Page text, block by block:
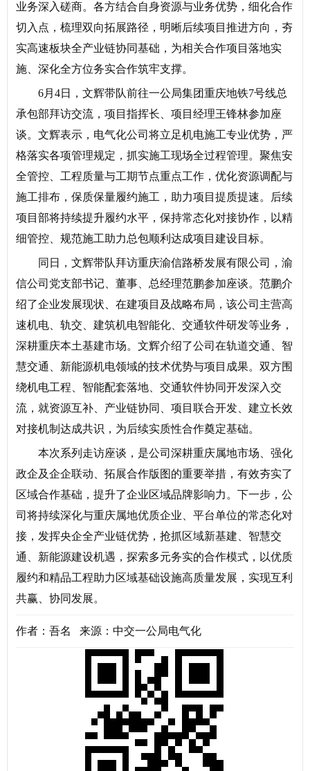
业务深入磋商。各方结合自身资源与业务优势，细化合作
切入点，梳理双向拓展路径，明晰后续项目推进方向，夯
实高速板块全产业链协同基础，为相关合作项目落地实
施、深化全方位务实合作筑牢支撑。
6月4日，文辉带队前往一公局集团重庆地铁7号线总
承包部拜访交流，项目指挥长、项目经理王锋林参加座
谈。文辉表示，电气化公司将立足机电施工专业优势，严
格落实各项管理规定，抓实施工现场全过程管理。聚焦安
全管控、工程质量与工期节点重点工作，优化资源调配与
施工排布，保质保量履约施工，助力项目提质提速。后续
项目部将持续提升履约水平，保持常态化对接协作，以精
细管控、规范施工助力总包顺利达成项目建设目标。
同日，文辉带队拜访重庆渝信路桥发展有限公司，渝
信公司党支部书记、董事、总经理范鹏参加座谈。范鹏介
绍了企业发展现状、在建项目及战略布局，该公司主营高
速机电、轨交、建筑机电智能化、交通软件研发等业务，
深耕重庆本土基建市场。文辉介绍了公司在轨道交通、智
慧交通、新能源机电领域的技术优势与项目成果。双方围
绕机电工程、智能配套落地、交通软件协同开发深入交
流，就资源互补、产业链协同、项目联合开发、建立长效
对接机制达成共识，为后续实质性合作奠定基础。
本次系列走访座谈，是公司深耕重庆属地市场、强化
政企及企企联动、拓展合作版图的重要举措，有效夯实了
区域合作基础，提升了企业区域品牌影响力。下一步，公
司将持续深化与重庆属地优质企业、平台单位的常态化对
接，发挥央企全产业链优势，抢抓区域新基建、智慧交
通、新能源建设机遇，探索多元务实的合作模式，以优质
履约和精品工程助力区域基础设施高质量发展，实现互利
共赢、协同发展。
作者：吾名 来源：中交一公局电气化